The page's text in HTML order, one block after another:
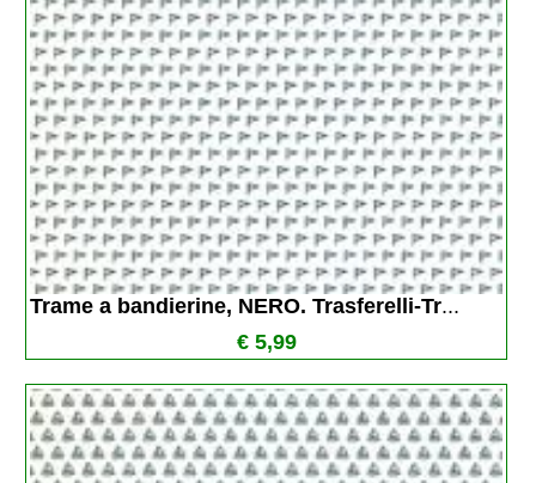
Trame a bandierine, NERO. Trasferelli-Tr...
€ 5,99